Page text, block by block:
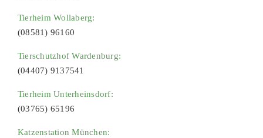
Tierheim Wollaberg:
(08581) 96160
Tierschutzhof Wardenburg:
(04407) 9137541
Tierheim Unterheinsdorf:
(03765) 65196
Katzenstation München: